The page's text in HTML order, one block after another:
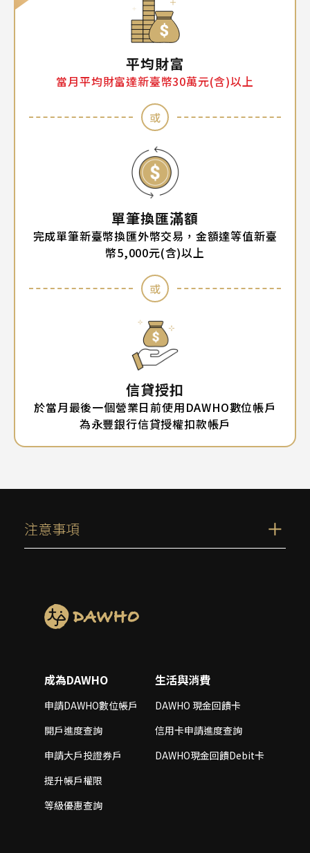
平均財富
當月平均財富達新臺幣30萬元(含)以上
或
單筆換匯滿額
完成單筆新臺幣換匯外幣交易，金額達等值新臺
幣5,000元(含)以上
或
信貸授扣
於當月最後一個營業日前使用DAWHO數位帳戶
為永豐銀行信貸授權扣款帳戶
新戶禮
【限定】證券台股交易
以DAWHO數位帳戶綁定為永豐金證券交割戶，
注意事項
成為DAWHO
申請DAWHO數位帳戶
開戶進度查詢
申請大戶投證券戶
提升帳戶權限
等級優惠查詢
生活與消費
DAWHO 現金回饋卡
信用卡申請進度查詢
DAWHO現金回饋Debit卡